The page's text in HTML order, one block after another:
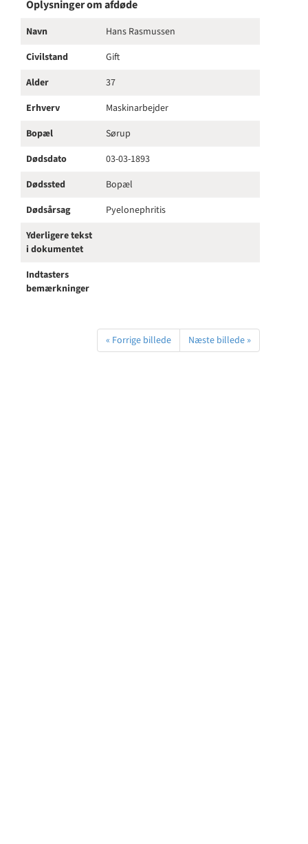
Oplysninger om afdøde
Navn
Hans Rasmussen
Civilstand
Gift
Alder
37
Erhverv
Maskinarbejder
Bopæl
Sørup
Dødsdato
03-03-1893
Dødssted
Bopæl
Dødsårsag
Pyelonephritis
Yderligere tekst
i dokumentet
Indtasters
bemærkninger
« Forrige billede Næste billede »